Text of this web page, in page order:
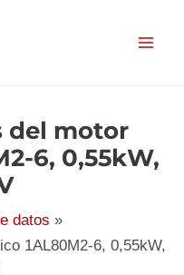
del motor
6, 0,55kW,
datos
1AL80M2-6, 0,55kW,